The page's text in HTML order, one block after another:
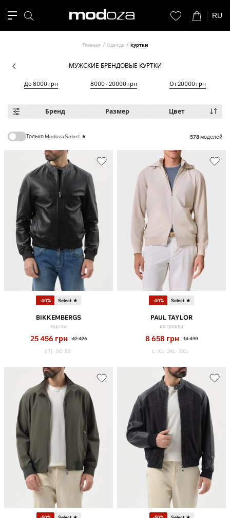
RU
Главная Одежда Куртки
МУЖСКИЕ БРЕНДОВЫЕ КУРТКИ
До 8000 грн 8000 - 20000 грн От 20000 грн
Бренд Размер Цвет
Только Modoza Select ★ 578моделей
-40% Select ★
BIKKEMBERGS
куртка
25 456 грн 42 426
(IT) 50 52
-40% Select ★
PAUL TAYLOR
ветровка
8 658 грн 14 430
L XL 2XL 3XL